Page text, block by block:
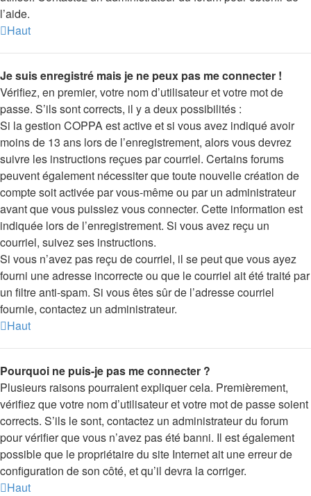
l’aide.
Haut
Je suis enregistré mais je ne peux pas me connecter !
Vérifiez, en premier, votre nom d’utilisateur et votre mot de
passe. S’ils sont corrects, il y a deux possibilités :
Si la gestion COPPA est active et si vous avez indiqué avoir
moins de 13 ans lors de l’enregistrement, alors vous devrez
suivre les instructions reçues par courriel. Certains forums
peuvent également nécessiter que toute nouvelle création de
compte soit activée par vous-même ou par un administrateur
avant que vous puissiez vous connecter. Cette information est
indiquée lors de l’enregistrement. Si vous avez reçu un
courriel, suivez ses instructions.
Si vous n’avez pas reçu de courriel, il se peut que vous ayez
fourni une adresse incorrecte ou que le courriel ait été traité par
un filtre anti-spam. Si vous êtes sûr de l’adresse courriel
fournie, contactez un administrateur.
Haut
Pourquoi ne puis-je pas me connecter ?
Plusieurs raisons pourraient expliquer cela. Premièrement,
vérifiez que votre nom d’utilisateur et votre mot de passe soient
corrects. S’ils le sont, contactez un administrateur du forum
pour vérifier que vous n’avez pas été banni. Il est également
possible que le propriétaire du site Internet ait une erreur de
configuration de son côté, et qu’il devra la corriger.
Haut